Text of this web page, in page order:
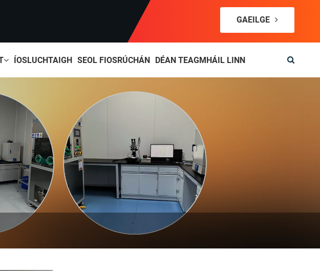
GAEILGE
ÍOSLUCHTAIGH SEOL FIOSRÚCHÁN DÉAN TEAGMHÁIL LINN